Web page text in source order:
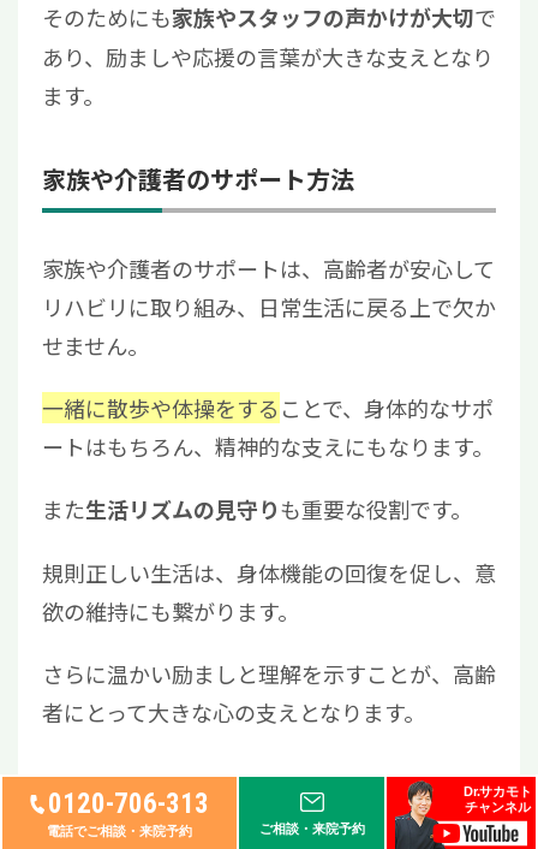
0120-706-313
電話でご相談・来院予約 ご相談・来院予約
Dr.サカモト
チャンネル
そのためにも家族やスタッフの声かけが大切で
あり、励ましや応援の言葉が大きな支えとなり
ます。
家族や介護者のサポート方法
家族や介護者のサポートは、高齢者が安心して
リハビリに取り組み、日常生活に戻る上で欠か
せません。
一緒に散歩や体操をする ことで、身体的なサポ
ートはもちろん、精神的な支えにもなります。
また生活リズムの見守りも重要な役割です。
規則正しい生活は、身体機能の回復を促し、意
欲の維持にも繋がります。
さらに温かい励ましと理解を示すことが、高齢
者にとって大きな心の支えとなります。
高齢者の人工股関節置換術後